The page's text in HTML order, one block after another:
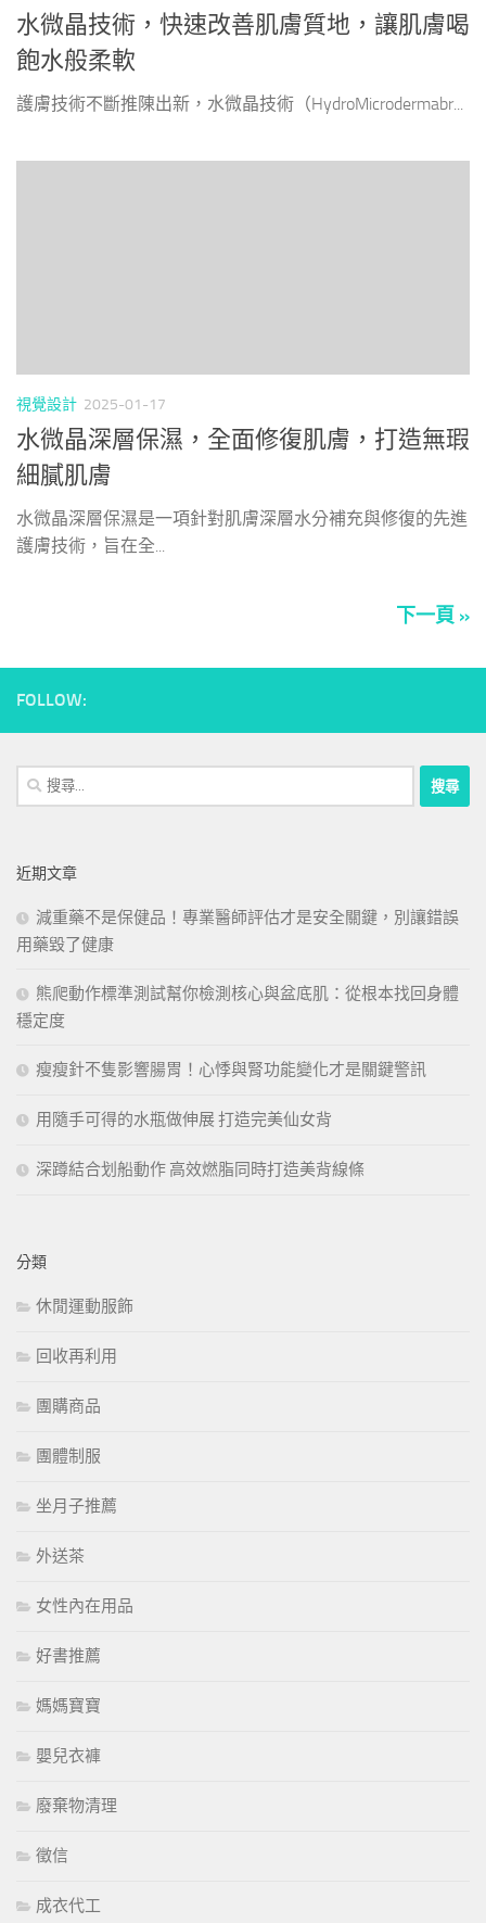
水微晶技術，快速改善肌膚質地，讓肌膚喝
飽水般柔軟
護膚技術不斷推陳出新，水微晶技術（HydroMicrodermabr...
視覺設計 2025-01-17
水微晶深層保濕，全面修復肌膚，打造無瑕
細膩肌膚
水微晶深層保濕是一項針對肌膚深層水分補充與修復的先進
護膚技術，旨在全...
下一頁 »
FOLLOW:
搜
尋
字:
近期文章
減重藥不是保健品！專業醫師評估才是安全關鍵，別讓錯誤
用藥毀了健康
熊爬動作標準測試幫你檢測核心與盆底肌：從根本找回身體
穩定度
瘦瘦針不隻影響腸胃！心悸與腎功能變化才是關鍵警訊
用隨手可得的水瓶做伸展 打造完美仙女背
深蹲結合划船動作 高效燃脂同時打造美背線條
分類
休閒運動服飾
回收再利用
團購商品
團體制服
坐月子推薦
外送茶
女性內在用品
好書推薦
媽媽寶寶
嬰兒衣褲
廢棄物清理
徵信
成衣代工